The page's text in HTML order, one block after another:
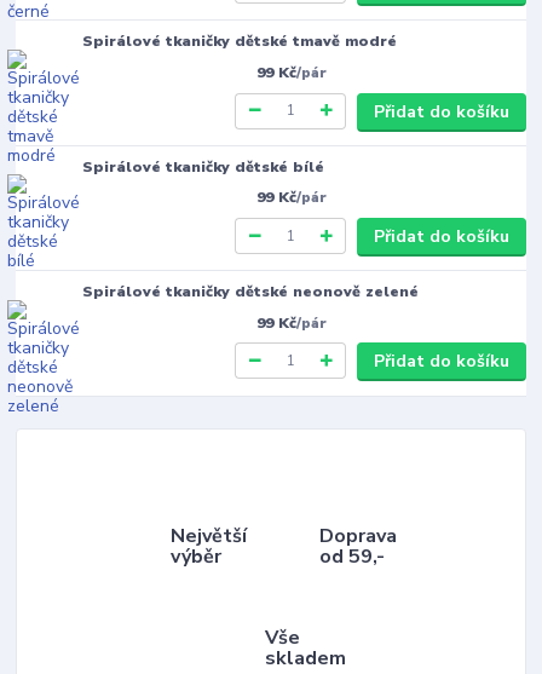
Spirálové tkaničky dětské tmavě modré
99 Kč/pár
Přidat do košíku
Spirálové tkaničky dětské bílé
99 Kč/pár
Přidat do košíku
Spirálové tkaničky dětské neonově zelené
99 Kč/pár
Přidat do košíku
Největší
výběr
Doprava
od 59,-
Vše
skladem